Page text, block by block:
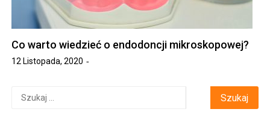
Co warto wiedzieć o endodoncji mikroskopowej?
12 Listopada, 2020
Szukaj: